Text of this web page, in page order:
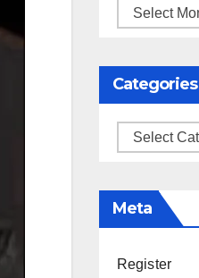
Archives
Categories
Categories
Meta
Register